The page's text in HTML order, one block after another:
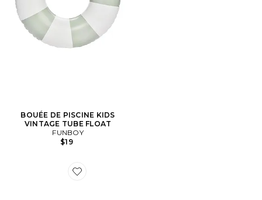
BOUÉE DE PISCINE KIDS
VINTAGE TUBE FLOAT
FUNBOY
$19
Favorite CHAISE LONGUE CHAISE LOUNGER